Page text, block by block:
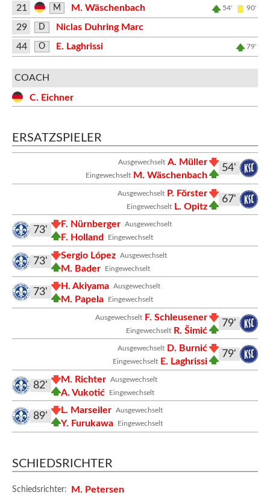
21 M M. Wäschenbach 54' 90'
29 D
Niclas Duhring Marc
44
O E. Laghrissi 79'
COACH
C. Eichner
ERSATZSPIELER
54'
Ausgewechselt A. Müller
Eingewechselt M. Wäschenbach
67'
Ausgewechselt P. Förster
Eingewechselt L. Opitz
Ausgewechselt
F. Nürnberger
Eingewechselt
F. Holland
73'
Ausgewechselt
Sergio López
Eingewechselt
M. Bader
73'
Ausgewechselt
H. Akiyama
Eingewechselt
M. Papela
73'
79'
Ausgewechselt F. Schleusener
Eingewechselt R. Šimić
79'
Ausgewechselt D. Burnić
Eingewechselt E. Laghrissi
Ausgewechselt
M. Richter
Eingewechselt
A. Vukotić
82'
Ausgewechselt
L. Marseiler
Eingewechselt
Y. Furukawa
89'
SCHIEDSRICHTER
Schiedsrichter: M. Petersen